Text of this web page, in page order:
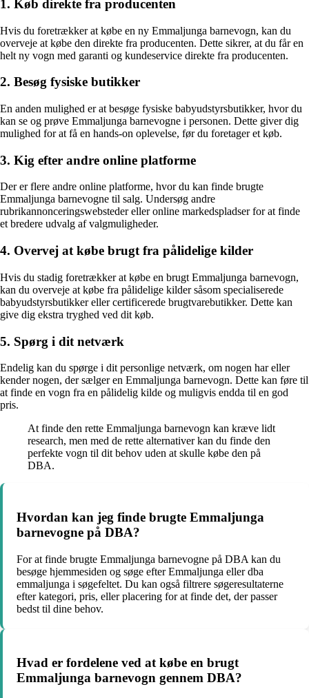
1. Køb direkte fra producenten
Hvis du foretrækker at købe en ny Emmaljunga barnevogn, kan du
overveje at købe den direkte fra producenten. Dette sikrer, at du får en
helt ny vogn med garanti og kundeservice direkte fra producenten.
2. Besøg fysiske butikker
En anden mulighed er at besøge fysiske babyudstyrsbutikker, hvor du
kan se og prøve Emmaljunga barnevogne i personen. Dette giver dig
mulighed for at få en hands-on oplevelse, før du foretager et køb.
3. Kig efter andre online platforme
Der er flere andre online platforme, hvor du kan finde brugte
Emmaljunga barnevogne til salg. Undersøg andre
rubrikannonceringswebsteder eller online markedspladser for at finde
et bredere udvalg af valgmuligheder.
4. Overvej at købe brugt fra pålidelige kilder
Hvis du stadig foretrækker at købe en brugt Emmaljunga barnevogn,
kan du overveje at købe fra pålidelige kilder såsom specialiserede
babyudstyrsbutikker eller certificerede brugtvarebutikker. Dette kan
give dig ekstra tryghed ved dit køb.
5. Spørg i dit netværk
Endelig kan du spørge i dit personlige netværk, om nogen har eller
kender nogen, der sælger en Emmaljunga barnevogn. Dette kan føre til
at finde en vogn fra en pålidelig kilde og muligvis endda til en god
pris.
At finde den rette Emmaljunga barnevogn kan kræve lidt
research, men med de rette alternativer kan du finde den
perfekte vogn til dit behov uden at skulle købe den på
DBA.
Hvordan kan jeg finde brugte Emmaljunga
barnevogne på DBA?
For at finde brugte Emmaljunga barnevogne på DBA kan du
besøge hjemmesiden og søge efter Emmaljunga eller dba
emmaljunga i søgefeltet. Du kan også filtrere søgeresultaterne
efter kategori, pris, eller placering for at finde det, der passer
bedst til dine behov.
Hvad er fordelene ved at købe en brugt
Emmaljunga barnevogn gennem DBA?